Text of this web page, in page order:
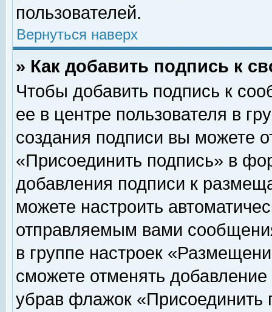
пользователей.
Вернуться наверх
» Как добавить подпись к
Чтобы добавить подпись к
ее в центре пользователя в
создания подписи вы можете
«Присоединить подпись» в
добавления подписи к
можете настроить
отправляемым вами
в группе настроек
сможете отменять
убрав флажок «Присоединить